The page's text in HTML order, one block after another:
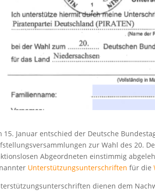
15. Januar entschied der Deutsche
zur Wahl des 20.
Abgeordneten einstimmig
Unterstützungsunterschriften für die
dienen dem